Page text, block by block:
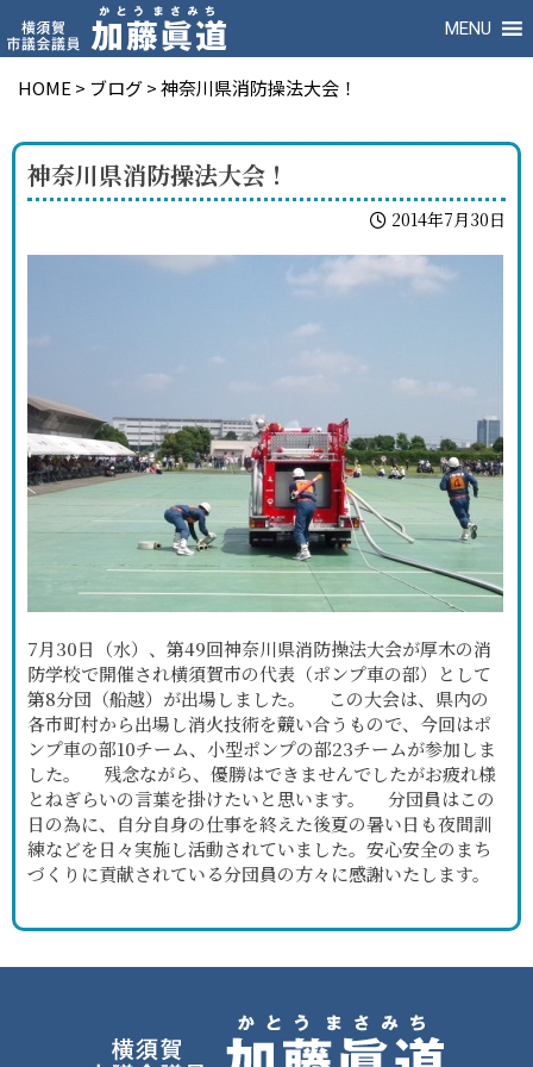
MENU
HOME > ブログ>神奈川県消防操法大会！
神奈川県消防操法大会！
2014年7月30日
7月30日（水）、第49回神奈川県消防操法大会が厚木の消
防学校で開催され横須賀市の代表（ポンプ車の部）として
第8分団（船越）が出場しました。 この大会は、県内の
各市町村から出場し消火技術を競い合うもので、今回はポ
ンプ車の部10チーム、小型ポンプの部23チームが参加しま
した。 残念ながら、優勝はできませんでしたがお疲れ様
とねぎらいの言葉を掛けたいと思います。 分団員はこの
日の為に、自分自身の仕事を終えた後夏の暑い日も夜間訓
練などを日々実施し活動されていました。安心安全のまち
づくりに貢献されている分団員の方々に感謝いたします。